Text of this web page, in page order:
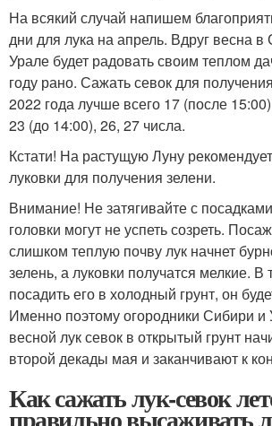
На всякий случай напишем
дни для лука на апрель. Вдруг весна
Урале будет радовать своим теплом
году рано. Сажать севок для
2022 года лучше всего 17 (после
23 (до 14:00), 26, 27 числа.
Кстати! На растущую Луну
луковки для получения зелени.
Внимание! Не затягивайте с
головки могут не успеть созреть.
слишком теплую почву лук начнет
зелень, а луковки получатся мелкие.
посадить его в холодный грунт, он
Именно поэтому огородники Сибири и
весной лук севок в открытый грунт
второй декады мая и заканчивают к
Как сажать лук-севок